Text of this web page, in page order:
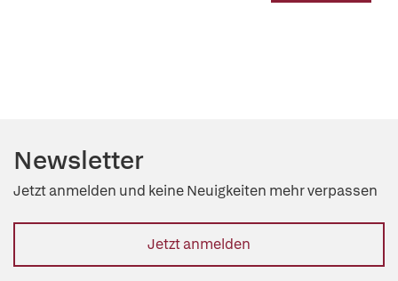
Newsletter
Jetzt anmelden und keine Neuigkeiten mehr verpassen
Jetzt anmelden